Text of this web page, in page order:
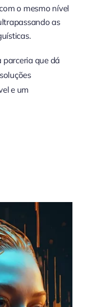
o mesmo nível
as
parceria que dá
e um